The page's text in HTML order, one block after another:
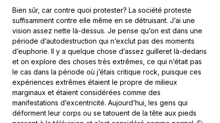
Bien sûr, car contre quoi protester? La société proteste
suffisamment contre elle même en se détruisant. J’ai une
vision assez nette là-dessus. Je pense qu’on est dans une
période d’autodestruction qui n’exclut pas des moments
d’euphorie. Il y a quelque chose d’assez guilleret là-dedans
et on explore des choses très extrêmes, ce qui n’était pas
le cas dans la période où j’étais critique rock, puisque ces
expériences extrêmes étaient le propre de milieux
marginaux et étaient considérées comme des
manifestations d’excentricité. Aujourd’hui, les gens qui
déforment leur corps ou se tatouent de la tête aux pieds